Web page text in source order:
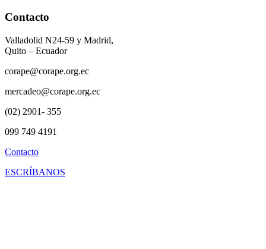
Contacto
Valladolid N24-59 y Madrid,
Quito – Ecuador
corape@corape.org.ec
mercadeo@corape.org.ec
(02) 2901- 355
099 749 4191
Contacto
ESCRÍBANOS